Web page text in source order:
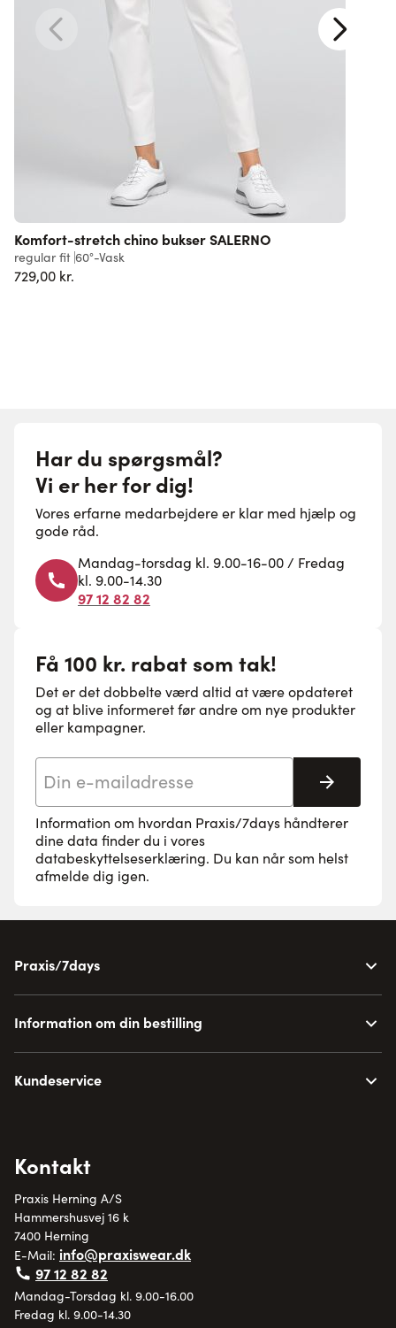
Komfort-stretch chino bukser SALERNO
regular fit 60°-Vask
729,00 kr.
Har du spørgsmål?
Vi er her for dig!
Vores erfarne medarbejdere er klar med hjælp og
gode råd.
Mandag-torsdag kl. 9.00-16-00 / Fredag
kl. 9.00-14.30
97 12 82 82
Få 100 kr. rabat som tak!
Det er det dobbelte værd altid at være opdateret
og at blive informeret før andre om nye produkter
eller kampagner.
Tilmeld
Information om hvordan Praxis/7days håndterer
dine data finder du i vores
databeskyttelseserklæring. Du kan når som helst
afmelde dig igen.
Praxis/7days
Information om din bestilling
Kundeservice
Kontakt
Praxis Herning A/S
Hammershusvej 16 k
7400 Herning
E-Mail: info@praxiswear.dk
97 12 82 82
Mandag-Torsdag kl. 9.00-16.00
Fredag kl. 9.00-14.30